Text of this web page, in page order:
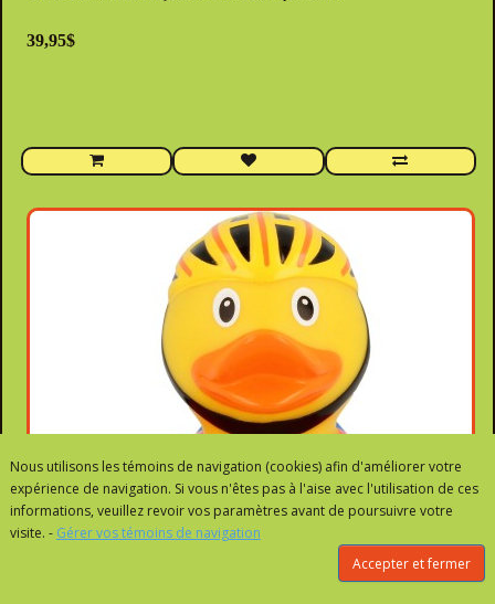
39,95$
Nous utilisons les témoins de navigation (cookies) afin d'améliorer votre
expérience de navigation. Si vous n'êtes pas à l'aise avec l'utilisation de ces
informations, veuillez revoir vos paramètres avant de poursuivre votre
visite. - Gérer vos témoins de navigation
Accepter et fermer